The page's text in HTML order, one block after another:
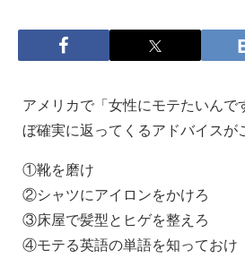
アメリカで「女性にモテたいんで
ぼ確実に返ってくるアドバイスが
①靴を磨け
②シャツにアイロンをかけろ
③床屋で髪型とヒゲを整えろ
④モテる英語の単語を知っておけ